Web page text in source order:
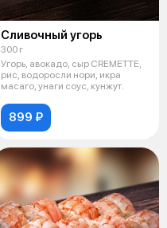
Сливочный угорь
300 г
Угорь, авокадо, сыр CREMETTE,
рис, водоросли нори, икра
масаго, унаги соус, кунжут.
899 ₽